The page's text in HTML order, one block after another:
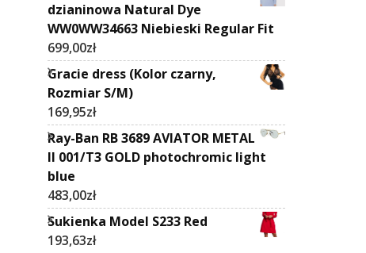
dzianinowa Natural Dye
WW0WW34663 Niebieski Regular Fit
699,00zł
Gracie dress (Kolor czarny,
Rozmiar S/M)
169,95zł
Ray-Ban RB 3689 AVIATOR METAL
II 001/T3 GOLD photochromic light
blue
483,00zł
Sukienka Model S233 Red
193,63zł